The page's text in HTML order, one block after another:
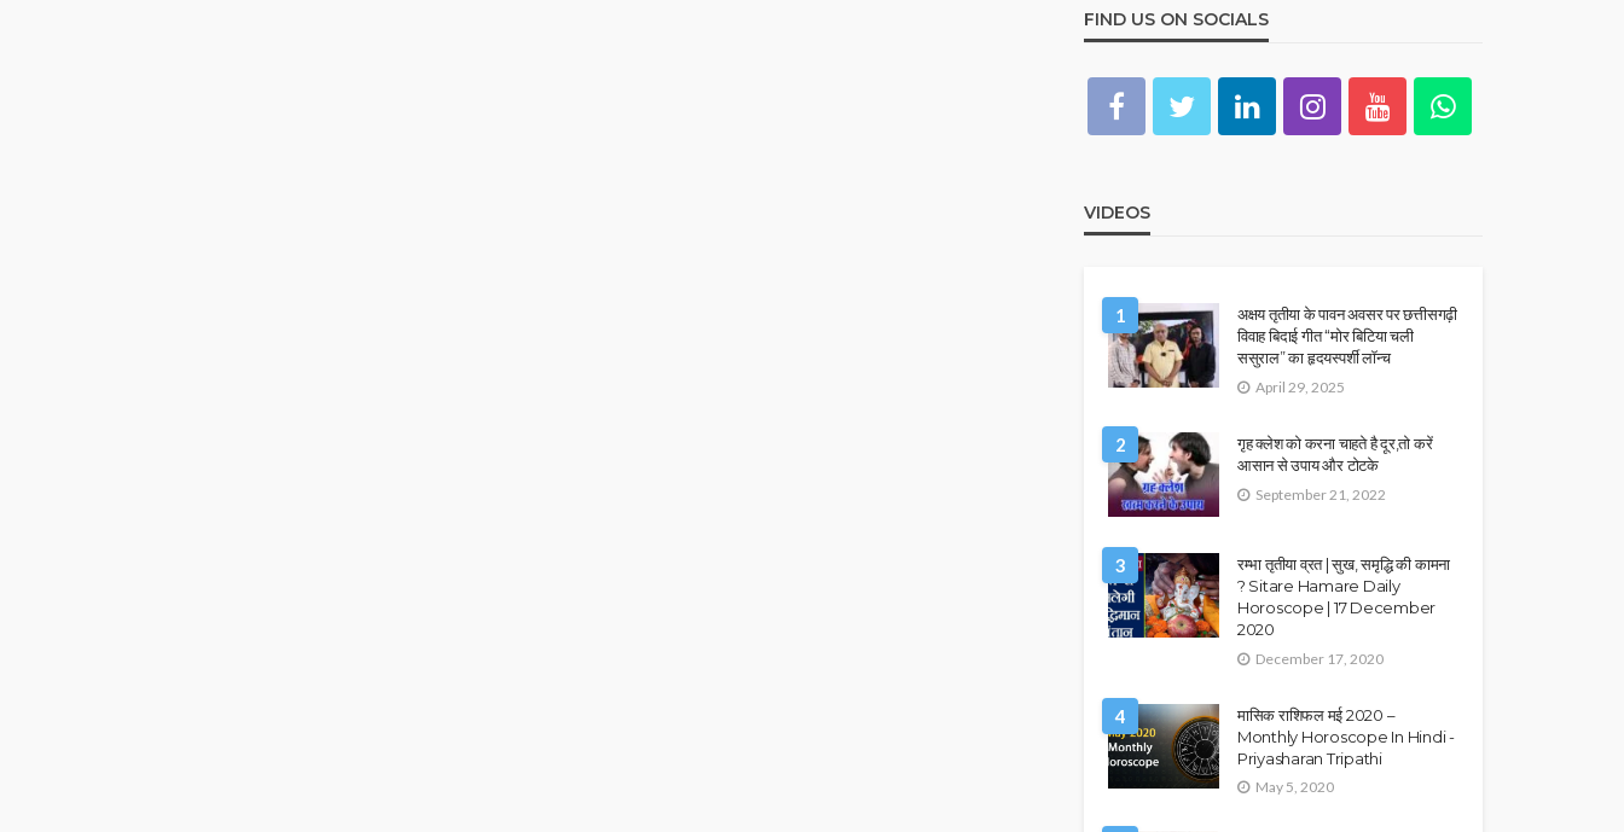
FIND US ON SOCIALS
VIDEOS
1
अक्षय तृतीया के पावन अवसर पर छत्तीसगढ़ी
विवाह बिदाई गीत “मोर बिटिया चली
ससुराल” का हृदयस्पर्शी लॉन्च
April 29, 2025
2
गृह क्लेश को करना चाहते है दूर,तो करें
आसान से उपाय और टोटके
September 21, 2022
3
रम्भा तृतीया व्रत | सुख, समृद्धि की कामना
? Sitare Hamare Daily
Horoscope | 17 December
2020
December 17, 2020
4
मासिक राशिफल मई 2020 –
Monthly Horoscope In Hindi -
Priyasharan Tripathi
May 5, 2020